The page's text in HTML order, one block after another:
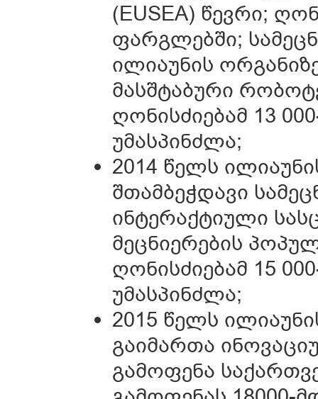
(EUSEA) წევრი;
ფარგლებში;
ილიაუნის
მასშტაბური
ღონისძიებამ 13
უმასპინძლა;
2014 წელს
შთამბეჭდავი
ინტერაქტიული
მეცნიერების
ღონისძიებამ 15
უმასპინძლა;
2015 წელს
გაიმართა
გამოფენა